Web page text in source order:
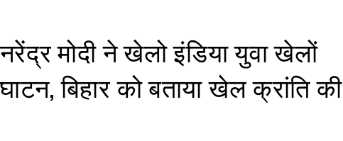
मोदी ने खेलो इंडिया युवा खेलों
बिहार को बताया खेल क्रांति की